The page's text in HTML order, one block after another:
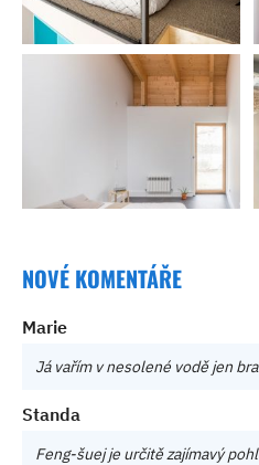
NOVÉ KOMENTÁŘE
Marie
Já vařím v nesolené vodě jen
Standa
Feng-šuej je určitě zajímavý